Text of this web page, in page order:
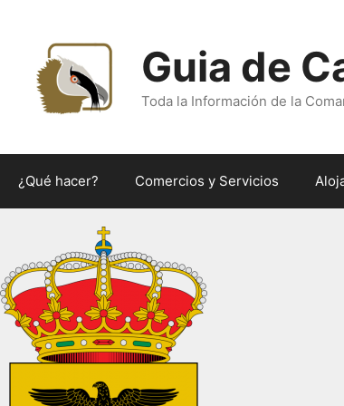
contenido
Guia de
Toda la Información de la
¿Qué hacer? Comercios y Servicios